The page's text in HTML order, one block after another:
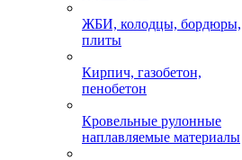
ЖБИ, колодцы, бордюры,
плиты
Кирпич, газобетон,
пенобетон
Кровельные рулонные
наплавляемые материалы